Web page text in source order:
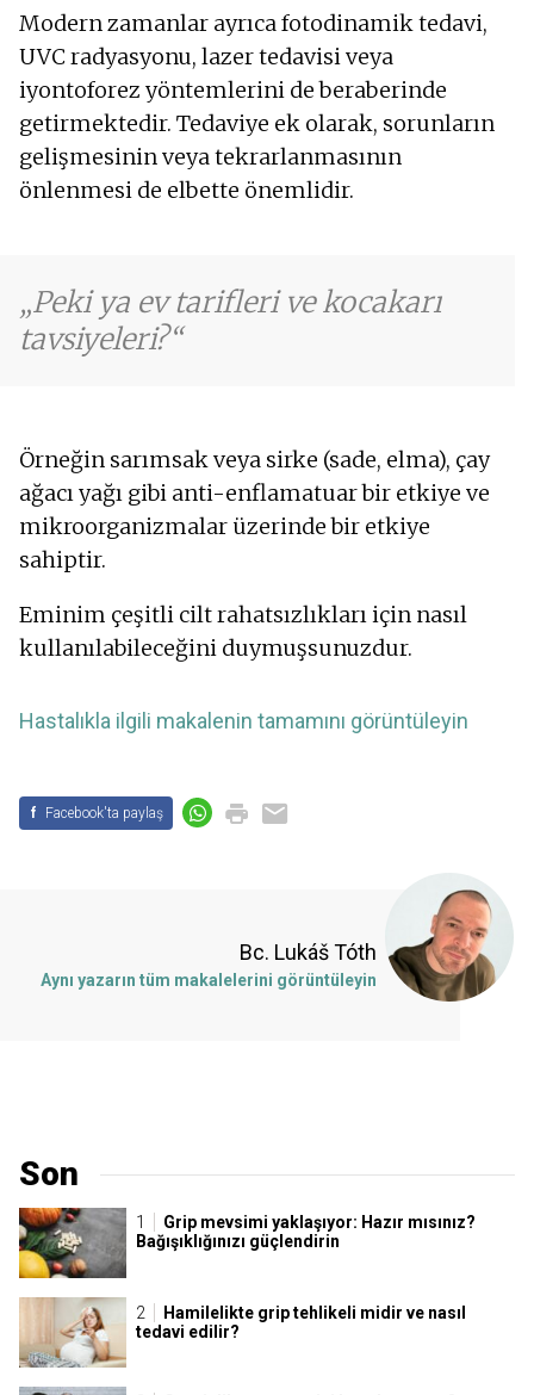
Modern zamanlar ayrıca fotodinamik tedavi,
UVC radyasyonu, lazer tedavisi veya
iyontoforez yöntemlerini de beraberinde
getirmektedir. Tedaviye ek olarak, sorunların
gelişmesinin veya tekrarlanmasının
önlenmesi de elbette önemlidir.
Peki ya ev tarifleri ve kocakarı
tavsiyeleri?
Örneğin sarımsak veya sirke (sade, elma), çay
ağacı yağı gibi anti-enflamatuar bir etkiye ve
mikroorganizmalar üzerinde bir etkiye
sahiptir.
Eminim çeşitli cilt rahatsızlıkları için nasıl
kullanılabileceğini duymuşsunuzdur.
Hastalıkla ilgili makalenin tamamını görüntüleyin
f Facebook'ta paylaş
Bc. Lukáš Tóth
Aynı yazarın tüm makalelerini görüntüleyin
Son
Grip mevsimi yaklaşıyor: Hazır mısınız?
Bağışıklığınızı güçlendirin
Hamilelikte grip tehlikeli midir ve nasıl
tedavi edilir?